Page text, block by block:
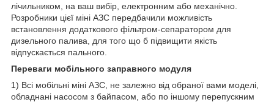
лічильником, на ваш вибір, електронним або механічно.
Розробники цієї міні АЗС передбачили можливість
встановлення додаткового фільтром-сепаратором для
дизельного палива, для того що б підвищити якість
відпускається пального.
Переваги мобільного заправного модуля
1) Всі мобільні міні АЗС, не залежно від обраної вами моделі,
обладнані насосом з байпасом, або по іншому перепускним